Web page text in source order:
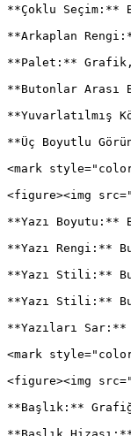
**Çoklu Seçim:**
**Arkaplan
**Palet:**
**Butonlar Arası
**Yuvarlatılmış
**Üç Boyutlu
<mark
<figure><img
**Yazı Boyutu:**
**Yazı Rengi:**
**Yazı Stili:**
**Yazı Stili:**
**Yazıları
<mark
<figure><img
**Başlık:**